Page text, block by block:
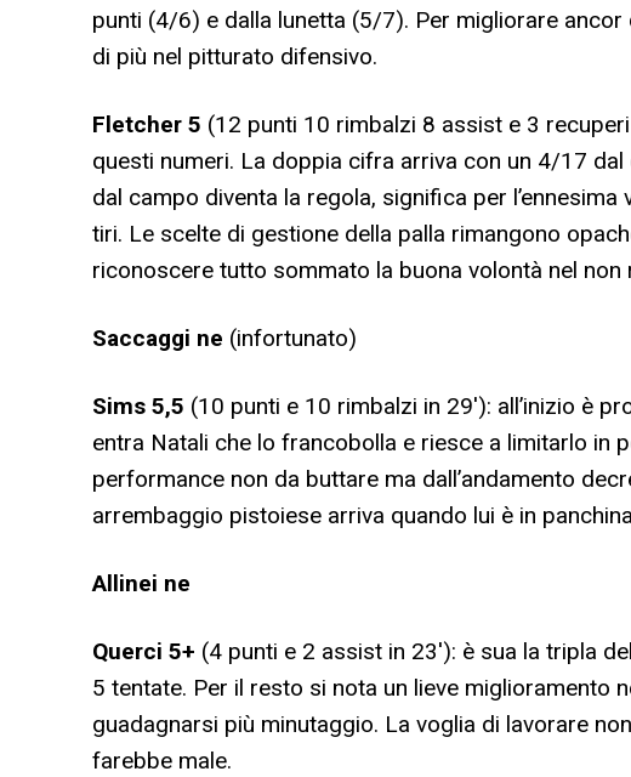
punti (4/6) e dalla lunetta (5/7). Per migliorare
di più nel pitturato difensivo.
Fletcher 5 (12 punti 10 rimbalzi 8 assist e 3
questi numeri. La doppia cifra arriva con un 4/17
dal campo diventa la regola, significa per l’ennesima
tiri. Le scelte di gestione della palla rimangono
riconoscere tutto sommato la buona volontà nel non
Saccaggi ne (infortunato)
Sims 5,5 (10 punti e 10 rimbalzi in 29′): all’inizio è
entra Natali che lo francobolla e riesce a limitarlo in
performance non da buttare ma dall’andamento
arrembaggio pistoiese arriva quando lui è in
Allinei ne
Querci 5+ (4 punti e 2 assist in 23′): è sua la tripla
5 tentate. Per il resto si nota un lieve miglioramento
guadagnarsi più minutaggio. La voglia di lavorare
farebbe male.